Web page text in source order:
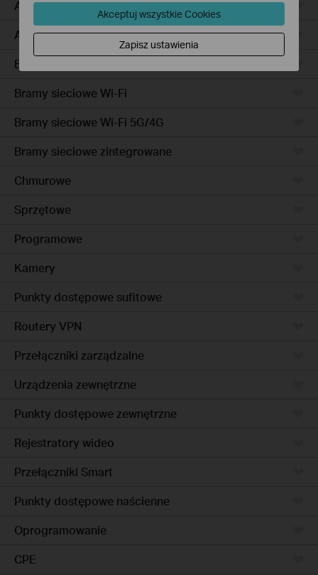
Access Pro
Access
Bramy sieciowe przewodowe
Bramy sieciowe Wi-Fi
Bramy sieciowe Wi-Fi 5G/4G
Bramy sieciowe zintegrowane
Chmurowe
Sprzętowe
Programowe
Kamery
Punkty dostępowe sufitowe
Routery VPN
Przełączniki zarządzalne
Urządzenia zewnętrzne
Punkty dostępowe zewnętrzne
Rejestratory wideo
Przełączniki Smart
Punkty dostępowe naścienne
Oprogramowanie
CPE
Akceptuj wszystkie Cookies
Zapisz ustawienia